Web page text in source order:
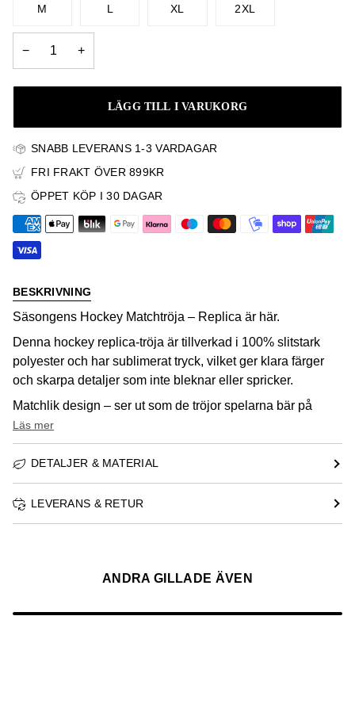
EJ
TILLGÄNGLIG
EJ
M L XL 2XL
− +
LÄGG TILL I VARUKORG
SNABB LEVERANS 1-3 VARDAGAR
FRI FRAKT ÖVER 899KR
ÖPPET KÖP I 30 DAGAR
BESKRIVNING
Säsongens Hockey Matchtröja – Replica är här.
Denna hockey replica-tröja är tillverkad i 100% slitstark
polyester och har sublimerat tryck, vilket ger klara färger
och skarpa detaljer som inte bleknar eller spricker.
Matchlik design – ser ut som de tröjor spelarna bär på
Läs mer
DETALJER & MATERIAL
LEVERANS & RETUR
ANDRA GILLADE ÄVEN